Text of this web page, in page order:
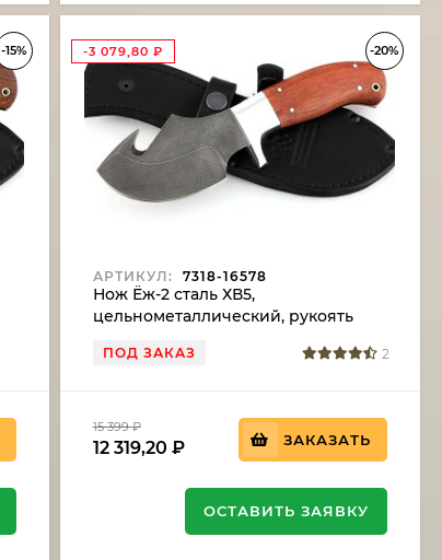
-15% -20%
-3 079,80 ₽
АРТИКУЛ: 7318-16578
Нож Ёж-2 сталь ХВ5,
цельнометаллический, рукоять
ПОД ЗАКАЗ 2
15 399₽
12 319,20 ₽ ЗАКАЗАТЬ
ОСТАВИТЬ ЗАЯВКУ